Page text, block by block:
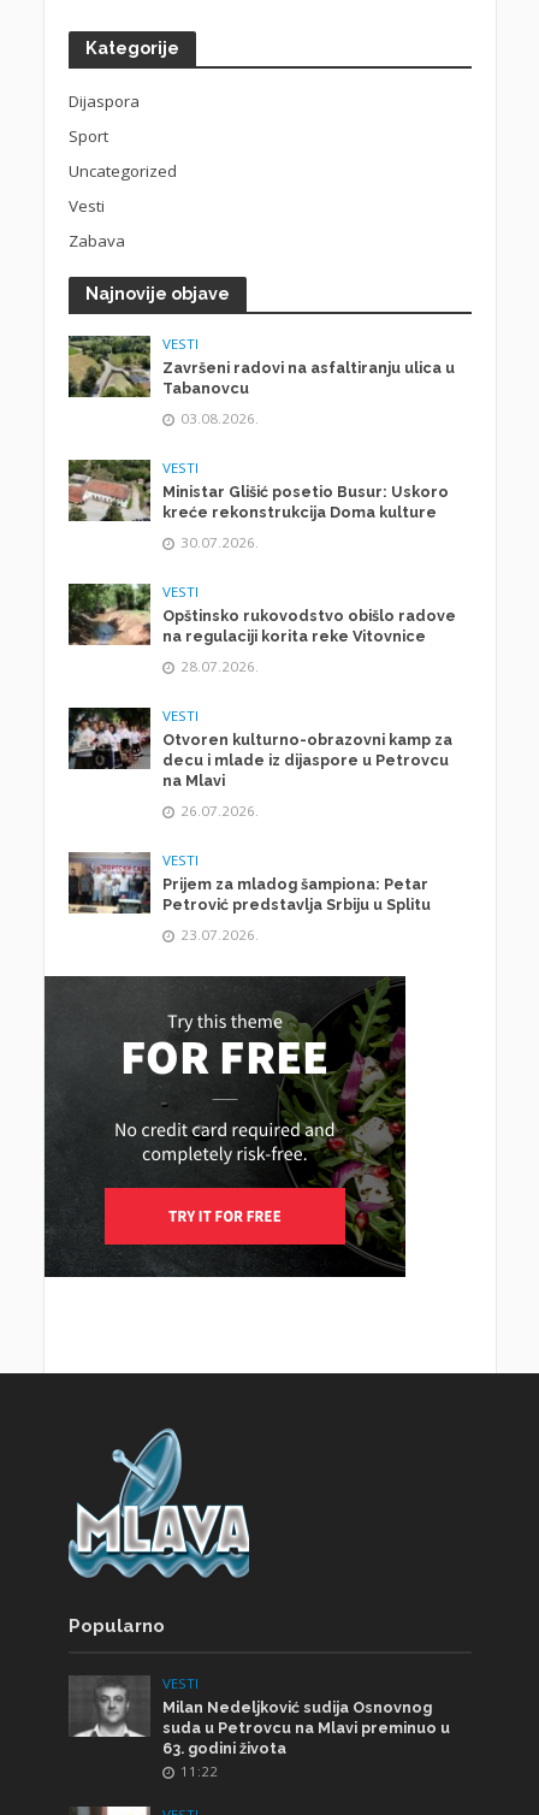
Kategorije
Dijaspora
Sport
Uncategorized
Vesti
Zabava
Najnovije objave
VESTI
Završeni radovi na asfaltiranju ulica u
Tabanovcu
03.08.2026.
VESTI
Ministar Glišić posetio Busur: Uskoro
kreće rekonstrukcija Doma kulture
30.07.2026.
VESTI
Opštinsko rukovodstvo obišlo radove
na regulaciji korita reke Vitovnice
28.07.2026.
VESTI
Otvoren kulturno-obrazovni kamp za
decu i mlade iz dijaspore u Petrovcu
na Mlavi
26.07.2026.
VESTI
Prijem za mladog šampiona: Petar
Petrović predstavlja Srbiju u Splitu
23.07.2026.
Popularno
VESTI
Milan Nedeljković sudija Osnovnog
suda u Petrovcu na Mlavi preminuo u
63. godini života
11:22